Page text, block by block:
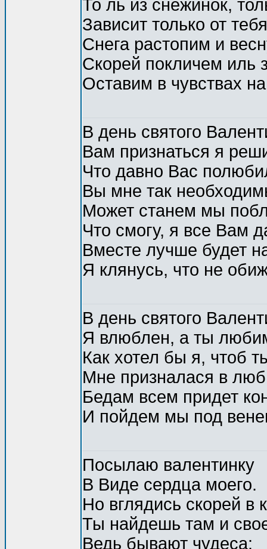
То ль из снежинок,
Зависит только от
Снега растопим и
Скорей покличем иль
Оставим в чувствах
В день святого
Вам признаться я
Что давно Вас
Вы мне так
Может станем мы
Что смогу, я все Вам
Вместе лучше будет
Я клянусь, что не
В день святого
Я влюблен, а ты
Как хотел бы я, чтоб
Мне призналася в
Бедам всем придет
И пойдем мы под
Посылаю валентинку
В Виде сердца моего.
Но вглядись скорей в
Ты найдешь там и
Ведь бывают чудеса: